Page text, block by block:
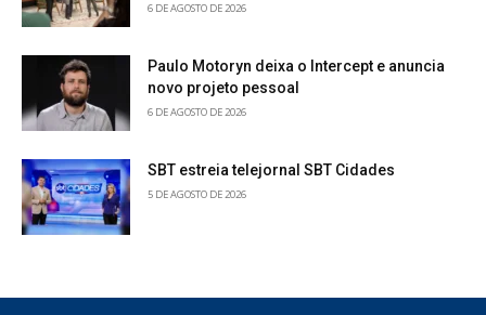
6 DE AGOSTO DE 2026
Paulo Motoryn deixa o Intercept e anuncia
novo projeto pessoal
6 DE AGOSTO DE 2026
SBT estreia telejornal SBT Cidades
5 DE AGOSTO DE 2026